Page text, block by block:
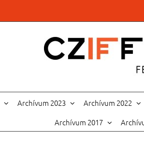
Archívum 2023 Archívum 2022
Archívum 2017